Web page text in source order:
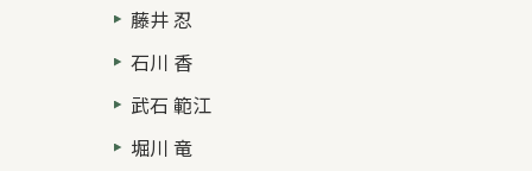
藤井 忍
石川 香
武石 範江
堀川 竜